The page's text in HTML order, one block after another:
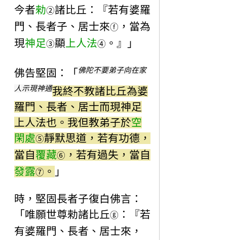
今者勑②諸比丘：『若有婆羅
門、長者子、居士來ⓕ ，當為
現神足③顯 上人法④ 。』」
佛告堅固：「 佛陀不要弟子向在家
人示現神通我終不教諸比丘為婆
羅門、長者、居士而現神足
上人法也。我但教弟子於空
閑處⑤靜默思道，若有功德，
當自覆藏⑥ ，若有過失，當自
發露⑦ 。 」
時，堅固長者子復白佛言：
「唯願世尊勑諸比丘ⓖ ：『若
有婆羅門、長者、居士來，